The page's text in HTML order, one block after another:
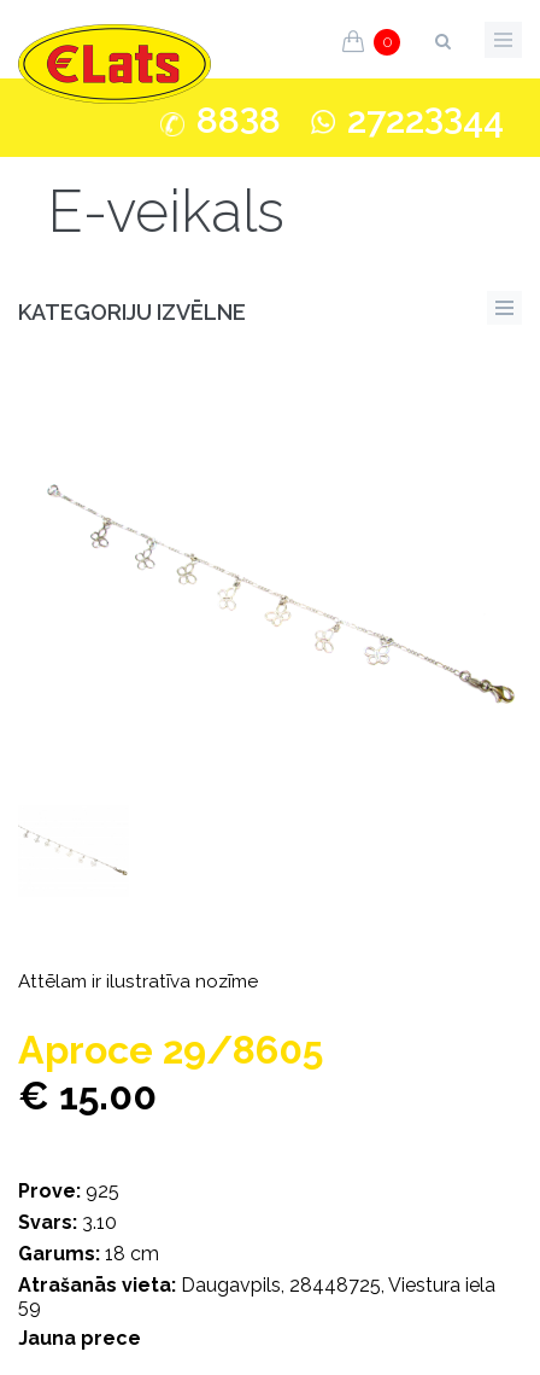
0
8838 27223344
E-veikals
KATEGORIJU IZVĒLNE
Attēlam ir ilustratīva nozīme
Aproce 29/8605
€ 15.00
Prove: 925
Svars: 3.10
Garums: 18 cm
Atrašanās vieta: Daugavpils, 28448725, Viestura iela
59
Jauna prece